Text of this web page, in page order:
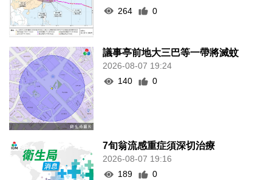
264
0
議事亭前地大三巴等一帶將滅蚊
2026-08-07 19:24
140
0
7旬翁流感重症須深切治療
2026-08-07 19:16
189
0